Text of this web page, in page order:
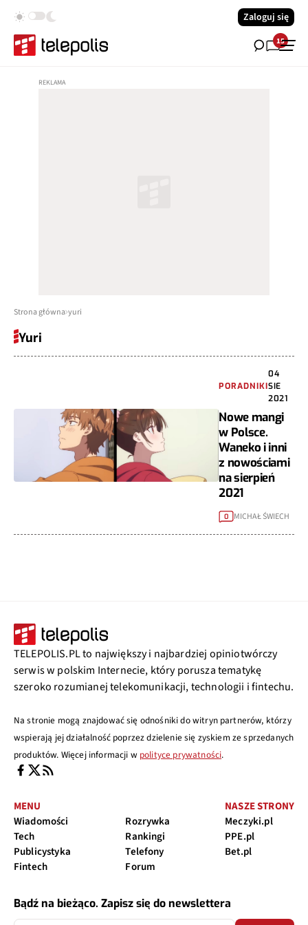
Zaloguj się
15
Strona główna yuri
Yuri
PORADNIKI
04
SIE
2021
Nowe mangi
w Polsce.
Waneko i inni
z nowościami
na sierpień
2021
0 MICHAŁ ŚWIECH
TELEPOLIS.PL to największy i najbardziej opiniotwórczy
serwis w polskim Internecie, który porusza tematykę
szeroko rozumianej telekomunikacji, technologii i fintechu.
Na stronie mogą znajdować się odnośniki do witryn partnerów, którzy
wspierają jej działalność poprzez dzielenie się zyskiem ze sprzedanych
produktów. Więcej informacji w polityce prywatności.
MENU
Wiadomości
Tech
Publicystyka
Fintech
Rozrywka
Rankingi
Telefony
Forum
NASZE STRONY
Meczyki.pl
PPE.pl
Bet.pl
Bądź na bieżąco. Zapisz się do newslettera